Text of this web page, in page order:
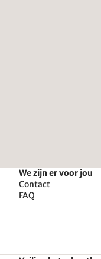
We zijn er voor jou
Contact
FAQ